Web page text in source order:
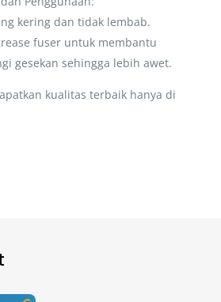
kering dan tidak lembab.
fuser untuk membantu
gesekan sehingga lebih awet.
kualitas terbaik hanya di